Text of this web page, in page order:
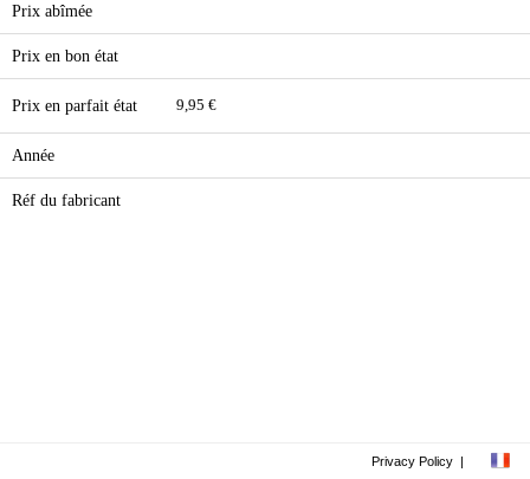
Prix abîmée
Prix en bon état
Prix en parfait état 9,95 €
Année
Réf du fabricant
Privacy Policy |